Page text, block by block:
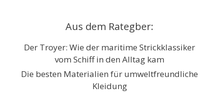
Aus dem Rategber:
Der Troyer: Wie der maritime Strickklassiker
vom Schiff in den Alltag kam
Die besten Materialien für umweltfreundliche
Kleidung